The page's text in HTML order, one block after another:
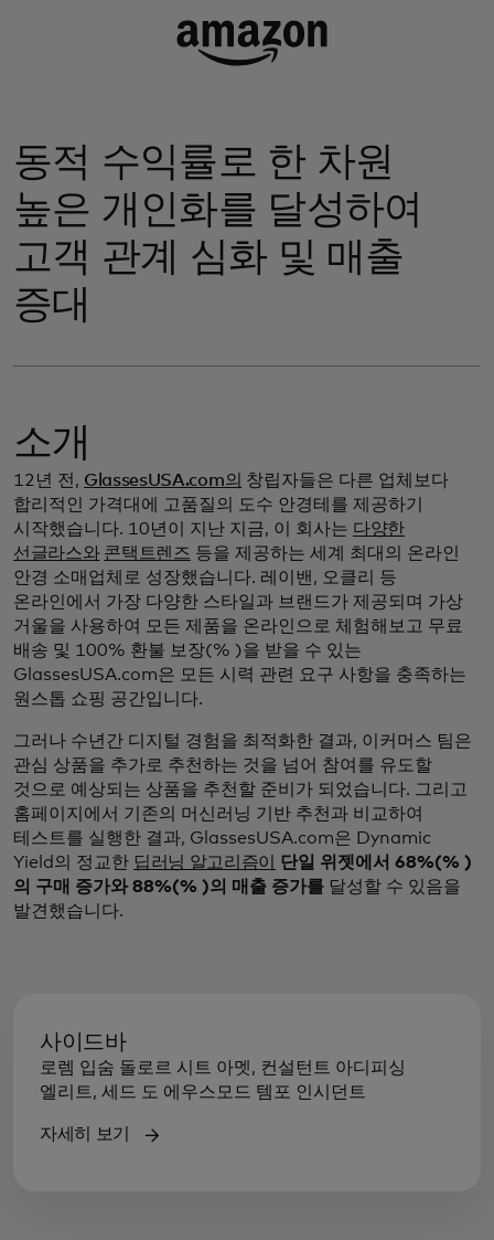
동적 수익률로 한 차원
높은 개인화를 달성하여
고객 관계 심화 및 매출
증대
소개
12년 전, GlassesUSA.com의 창립자들은 다른 업체보다
합리적인 가격대에 고품질의 도수 안경테를 제공하기
시작했습니다. 10년이 지난 지금, 이 회사는 다양한
선글라스와 콘택트렌즈 등을 제공하는 세계 최대의 온라인
안경 소매업체로 성장했습니다. 레이밴, 오클리 등
온라인에서 가장 다양한 스타일과 브랜드가 제공되며 가상
거울을 사용하여 모든 제품을 온라인으로 체험해보고 무료
배송 및 100% 환불 보장(% )을 받을 수 있는
GlassesUSA.com은 모든 시력 관련 요구 사항을 충족하는
원스톱 쇼핑 공간입니다.
그러나 수년간 디지털 경험을 최적화한 결과, 이커머스 팀은
관심 상품을 추가로 추천하는 것을 넘어 참여를 유도할
것으로 예상되는 상품을 추천할 준비가 되었습니다. 그리고
홈페이지에서 기존의 머신러닝 기반 추천과 비교하여
테스트를 실행한 결과, GlassesUSA.com은 Dynamic
Yield의 정교한 딥러닝 알고리즘이
단일 위젯에서 68%(% )
의 구매 증가와 88%(% )의 매출 증가를 달성할 수 있음을
발견했습니다.
사이드바
로렘 입숨 돌로르 시트 아멧, 컨설턴트 아디피싱
엘리트, 세드 도 에우스모드 템포 인시던트
자세히 보기